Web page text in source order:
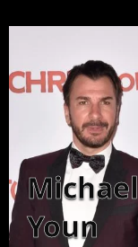
Michael
Youn